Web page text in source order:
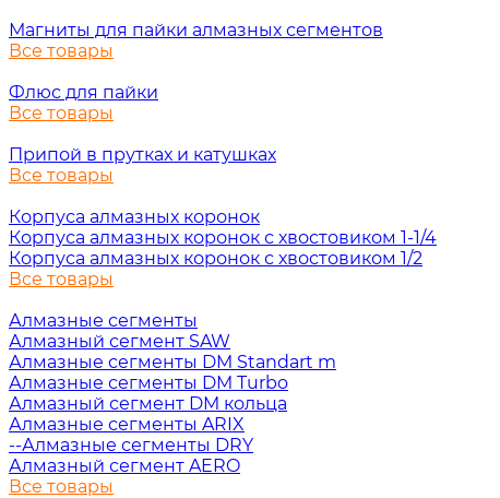
Магниты для пайки алмазных сегментов
Все товары
Флюс для пайки
Все товары
Припой в прутках и катушках
Все товары
Корпуса алмазных коронок
Корпуса алмазных коронок с хвостовиком 1-1/4
Корпуса алмазных коронок с хвостовиком 1/2
Все товары
Алмазные сегменты
Алмазный сегмент SAW
Алмазные сегменты DM Standart m
Алмазные сегменты DM Turbo
Алмазный сегмент DM кольца
Алмазные сегменты ARIX
--Алмазные сегменты DRY
Алмазный сегмент AERO
Все товары